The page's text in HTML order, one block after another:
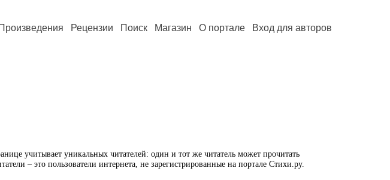
Произведения Рецензии Поиск Магазин О портале Вход для авторов
учитывает уникальных читателей: один и тот же читатель может прочитать
– это пользователи интернета, не зарегистрированные на портале Стихи.ру.